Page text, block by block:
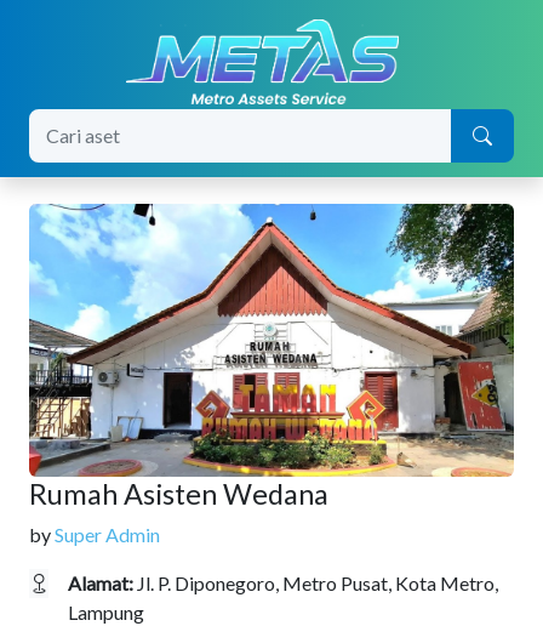
Home Objek Retribusi Rumah Asisten Wedana
Rumah Asisten Wedana
bySuper Admin
Alamat: Jl. P. Diponegoro, Metro Pusat, Kota Metro,
Lampung